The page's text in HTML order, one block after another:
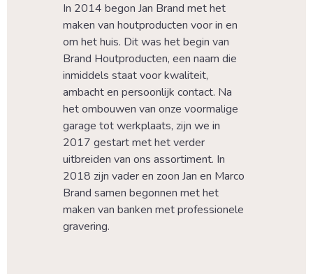
In 2014 begon Jan Brand met het
maken van houtproducten voor in en
om het huis. Dit was het begin van
Brand Houtproducten, een naam die
inmiddels staat voor kwaliteit,
ambacht en persoonlijk contact. Na
het ombouwen van onze voormalige
garage tot werkplaats, zijn we in
2017 gestart met het verder
uitbreiden van ons assortiment. In
2018 zijn vader en zoon Jan en Marco
Brand samen begonnen met het
maken van banken met professionele
gravering.